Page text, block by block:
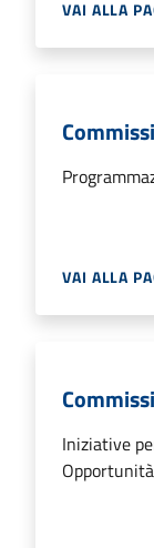
VAI ALLA
VAI ALLA
Iniziative
Opportunità